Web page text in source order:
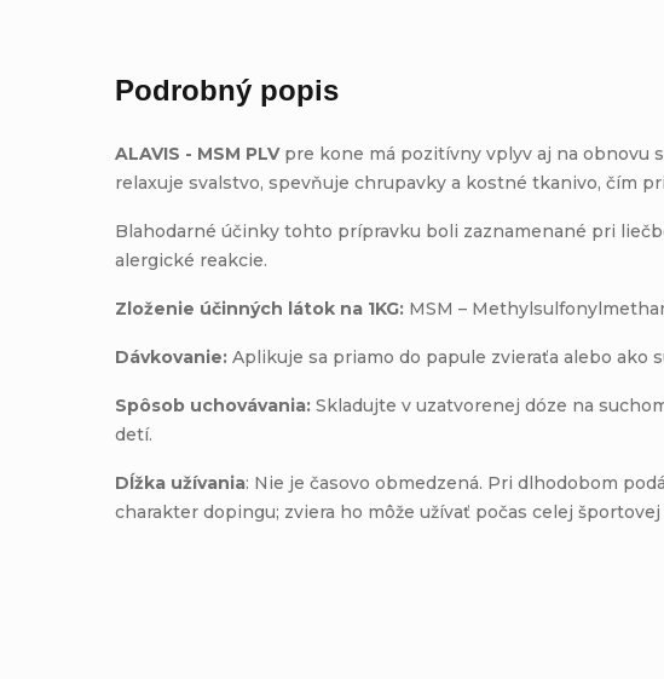
Podrobný popis
ALAVIS - MSM PLVpre kone má pozitívny vplyv aj na obnovu
relaxuje svalstvo, spevňuje chrupavky a kostné tkanivo, čím
Blahodarné účinky tohto prípravku boli zaznamenané pri
alergické reakcie.
Zloženie účinných látok na 1KG: MSM –
Dávkovanie: Aplikuje sa priamo do papule zvieraťa alebo ako
Spôsob uchovávania:Skladujte v uzatvorenej dóze na
detí.
Dĺžka užívania: Nie je časovo obmedzená. Pri dlhodobom
charakter dopingu; zviera ho môže užívať počas celej športovej